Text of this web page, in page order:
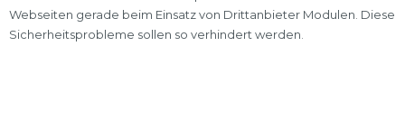
Webseiten gerade beim Einsatz von Drittanbieter Modulen. Diese
Sicherheitsprobleme sollen so verhindert werden.